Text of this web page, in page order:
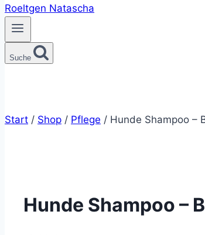
Suche
Start / Shop / Pflege / Hunde Shampoo –
Hunde Shampoo –